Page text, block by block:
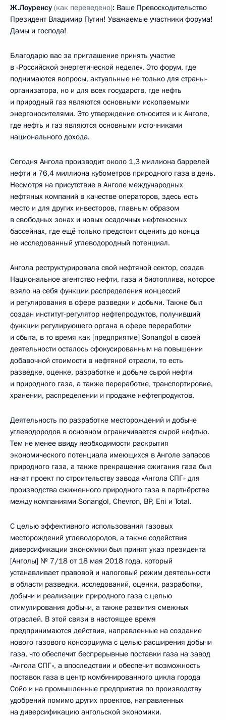
Ж.Лоуренсу (как переведено): Ваше Превосходительство
Президент Владимир Путин! Уважаемые участники форума!
Дамы и господа!
Благодарю вас за приглашение принять участие
в «Российской энергетической неделе». Это форум, где
поднимаются вопросы, актуальные не только для страны-
организатора, но и для всех государств, где нефть
и природный газ являются основными ископаемыми
энергоносителями. Это утверждение относится и к Анголе,
где нефть и газ являются основными источниками
национального дохода.
Сегодня Ангола производит около 1,3 миллиона баррелей
нефти и 76,4 миллиона кубометров природного газа в день.
Несмотря на присутствие в Анголе международных
нефтяных компаний в качестве операторов, здесь есть
место и для других инвесторов, главным образом
в свободных зонах и новых осадочных нефтеносных
бассейнах, где ещё только предстоит оценить до конца
не исследованный углеводородный потенциал.
Ангола реструктурировала свой нефтяной сектор, создав
Национальное агентство нефти, газа и биотоплива, которое
взяло на себя функции распределения концессий
и регулирования в сфере разведки и добычи. Также был
создан институт-регулятор нефтепродуктов, получивший
функции регулирующего органа в сфере переработки
и сбыта, в то время как [предприятие] Sonangol в своей
деятельности осталось сфокусированным на повышении
добавочной стоимости в нефтяной отрасли, то есть
разведке, оценке, разработке и добыче сырой нефти
и природного газа, а также переработке, транспортировке,
хранении, распределении и продаже нефтепродуктов.
Деятельность по разработке месторождений и добыче
углеводородов в основном ограничивается сырой нефтью.
Тем не менее ввиду необходимости раскрытия
экономического потенциала имеющихся в Анголе запасов
природного газа, а также прекращения сжигания газа был
начат проект по строительству завода «Ангола СПГ» для
производства сжиженного природного газа в партнёрстве
между компаниями Sonangol, Chevron, BP, Eni и Total.
С целью эффективного использования газовых
месторождений углеводородов, а также содействия
диверсификации экономики был принят указ президента
[Анголы] № 7/18 от 18 мая 2018 года, который
устанавливает правовой и налоговый режим деятельности
в области разведки, исследований, оценки, разработки,
добычи и реализации природного газа с целью
стимулирования добычи, а также развития смежных
отраслей. В этой связи в настоящее время
предпринимаются действия, направленные на создание
нового газового консорциума с целью расширения добычи
газа, что обеспечит беспрерывные поставки газа на завод
«Ангола СПГ», а впоследствии и обеспечит возможность
поставок газа в центр комбинированного цикла города
Сойо и на промышленные предприятия по производству
удобрений помимо других проектов, направленных
на диверсификацию ангольской экономики.